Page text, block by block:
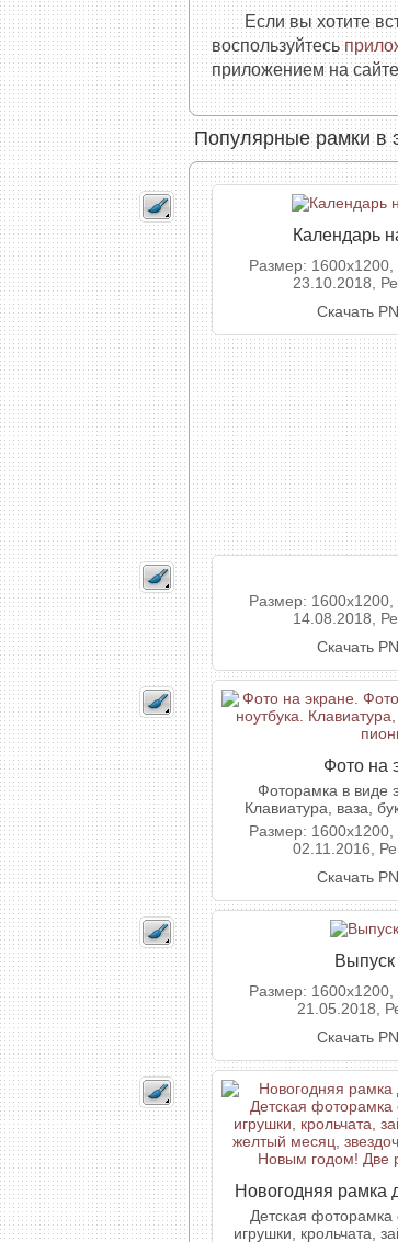
Если вы хотите
воспользуйтесь
приложением на
Популярные рамки в
Календарь
Размер: 1600x1200,
23.10.2018,
Скачать
Размер: 1600x1200,
14.08.2018,
Скачать
Фото на
Фоторамка в виде
Клавиатура, ваза,
Размер: 1600x1200,
02.11.2016,
Скачать
Размер: 1600x1200,
21.05.2018,
Скачать
Новогодняя рамка
Детская
игрушки, крольчата,